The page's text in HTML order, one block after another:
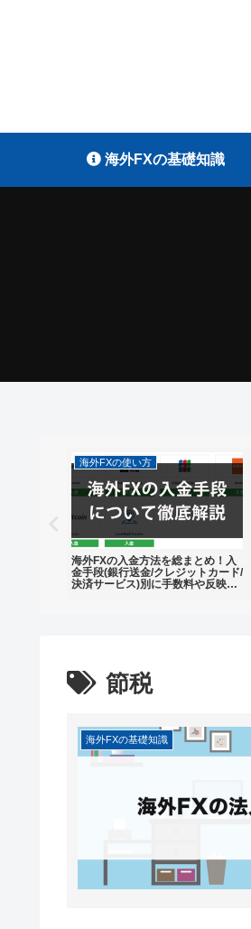
海外FXの基礎知識
海外FXの使い方
海外FXの入金方法を総まとめ！入
金手段(銀行送金/クレジットカード/
決済サービス)別に手数料や反映時
節税
海外FXの基礎知識